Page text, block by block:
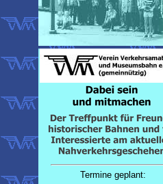
Termine geplant: